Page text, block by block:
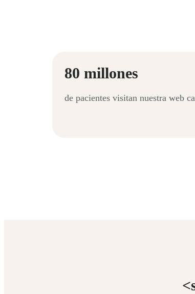
80 millones
de pacientes visitan nuestra web